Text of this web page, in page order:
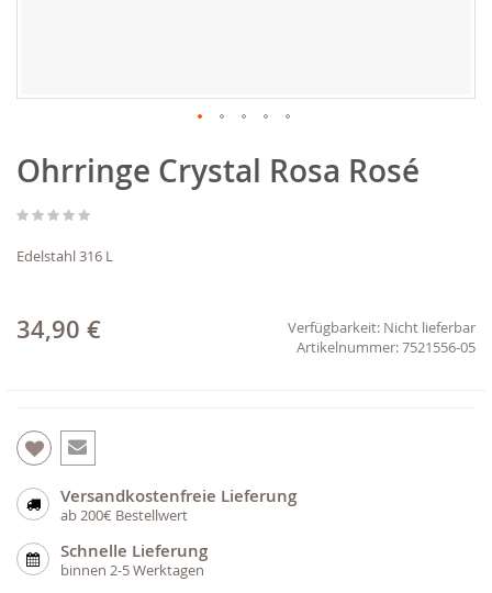
Anfang
der
springen
Ohrringe Crystal Rosa Rosé
Edelstahl 316 L
34,90 € Verfügbarkeit: Nicht lieferbar
7521556-05
Versandkostenfreie Lieferung
ab 200€ Bestellwert
Schnelle Lieferung
binnen 2-5 Werktagen